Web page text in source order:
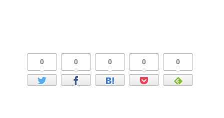
0 0 0 0 0